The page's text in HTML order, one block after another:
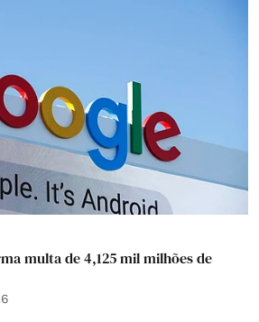
multa de 4,125 mil milhões de